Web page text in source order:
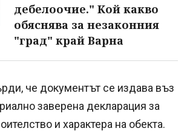
дебелоочие." Кой какво
обяснява за незаконния
"град" край Варна
че документът се издава въз
заверена декларация за
и характера на обекта.